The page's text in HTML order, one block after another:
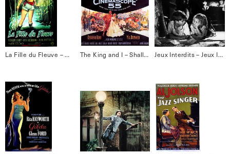
La Fille du Fleuve – Mambo Bacan The King and I – Shall we dance Jeux Interdits – Jeux Interdits